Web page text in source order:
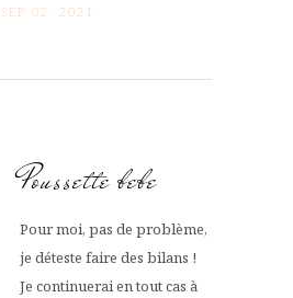
SEP 02. 2021
Poussette bebe
Pour moi, pas de problème,
je déteste faire des bilans !
Je continuerai en tout cas à